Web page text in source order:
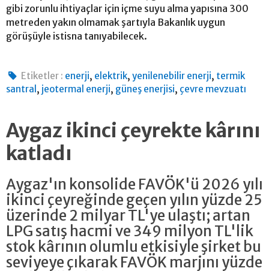
gibi zorunlu ihtiyaçlar için içme suyu alma yapısına 300
metreden yakın olmamak şartıyla Bakanlık uygun
görüşüyle istisna tanıyabilecek.
Etiketler : enerji, elektrik,yenilenebilir enerji, termik
santral , jeotermal enerji, güneş enerjisi, çevre mevzuatı
Aygaz ikinci çeyrekte kârını
katladı
Aygaz'ın konsolide FAVÖK'ü 2026 yılı
ikinci çeyreğinde geçen yılın yüzde 25
üzerinde 2 milyar TL'ye ulaştı; artan
LPG satış hacmi ve 349 milyon TL'lik
stok kârının olumlu etkisiyle şirket bu
seviyeye çıkarak FAVÖK marjını yüzde